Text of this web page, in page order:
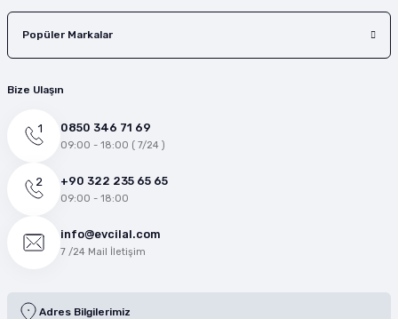
Popüler Markalar
Bize Ulaşın
0850 346 71 69
09:00 - 18:00 ( 7/24 )
+90 322 235 65 65
09:00 - 18:00
info@evcilal.com
7 /24 Mail İletişim
Adres Bilgilerimiz